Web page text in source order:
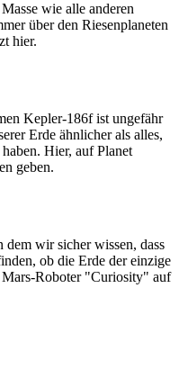
wie alle anderen
über den Riesenplaneten
hier.
Kepler-186f ist ungefähr
Erde ähnlicher als alles,
Hier, auf Planet
geben.
dem wir sicher wissen, dass
ob die Erde der einzige
Mars-Roboter "Curiosity" auf